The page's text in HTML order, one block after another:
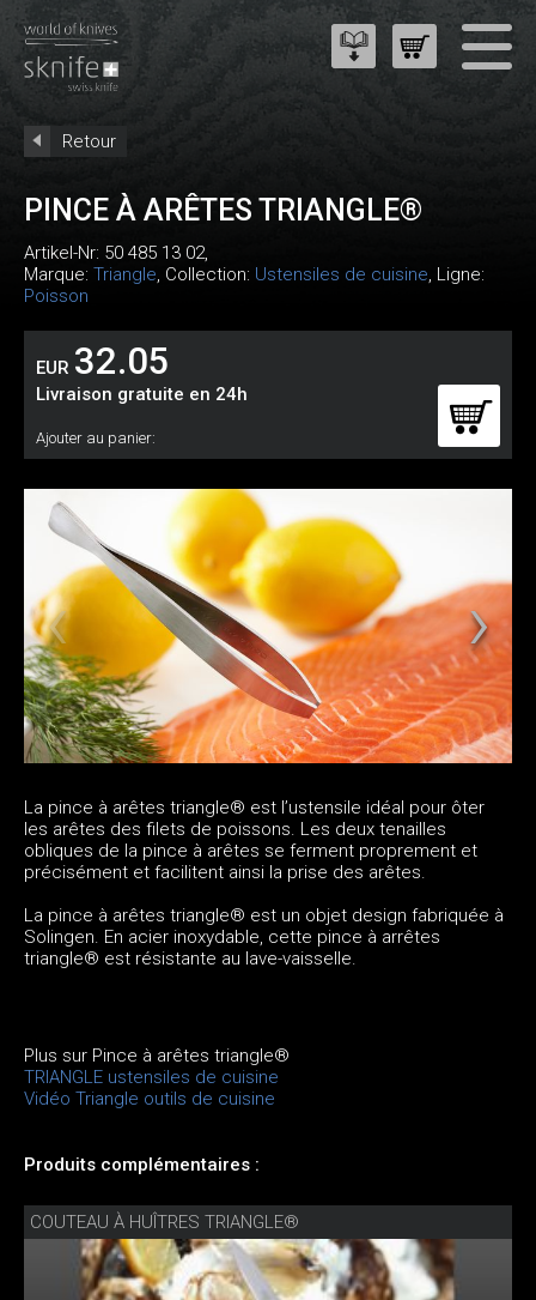
Retour
PINCE À ARÊTES TRIANGLE®
Artikel-Nr: 50 485 13 02,
Marque: Triangle, Collection: Ustensiles de cuisine, Ligne:
Poisson
EUR 32.05
Livraison gratuite en 24h
Ajouter au panier:
La pince à arêtes triangle® est l’ustensile idéal pour ôter
les arêtes des filets de poissons. Les deux tenailles
obliques de la pince à arêtes se ferment proprement et
précisément et facilitent ainsi la prise des arêtes.
La pince à arêtes triangle® est un objet design fabriquée à
Solingen. En acier inoxydable, cette pince à arrêtes
triangle® est résistante au lave-vaisselle.
Plus sur Pince à arêtes triangle®
TRIANGLE ustensiles de cuisine
Vidéo Triangle outils de cuisine
Produits complémentaires :
COUTEAU À HUÎTRES TRIANGLE®